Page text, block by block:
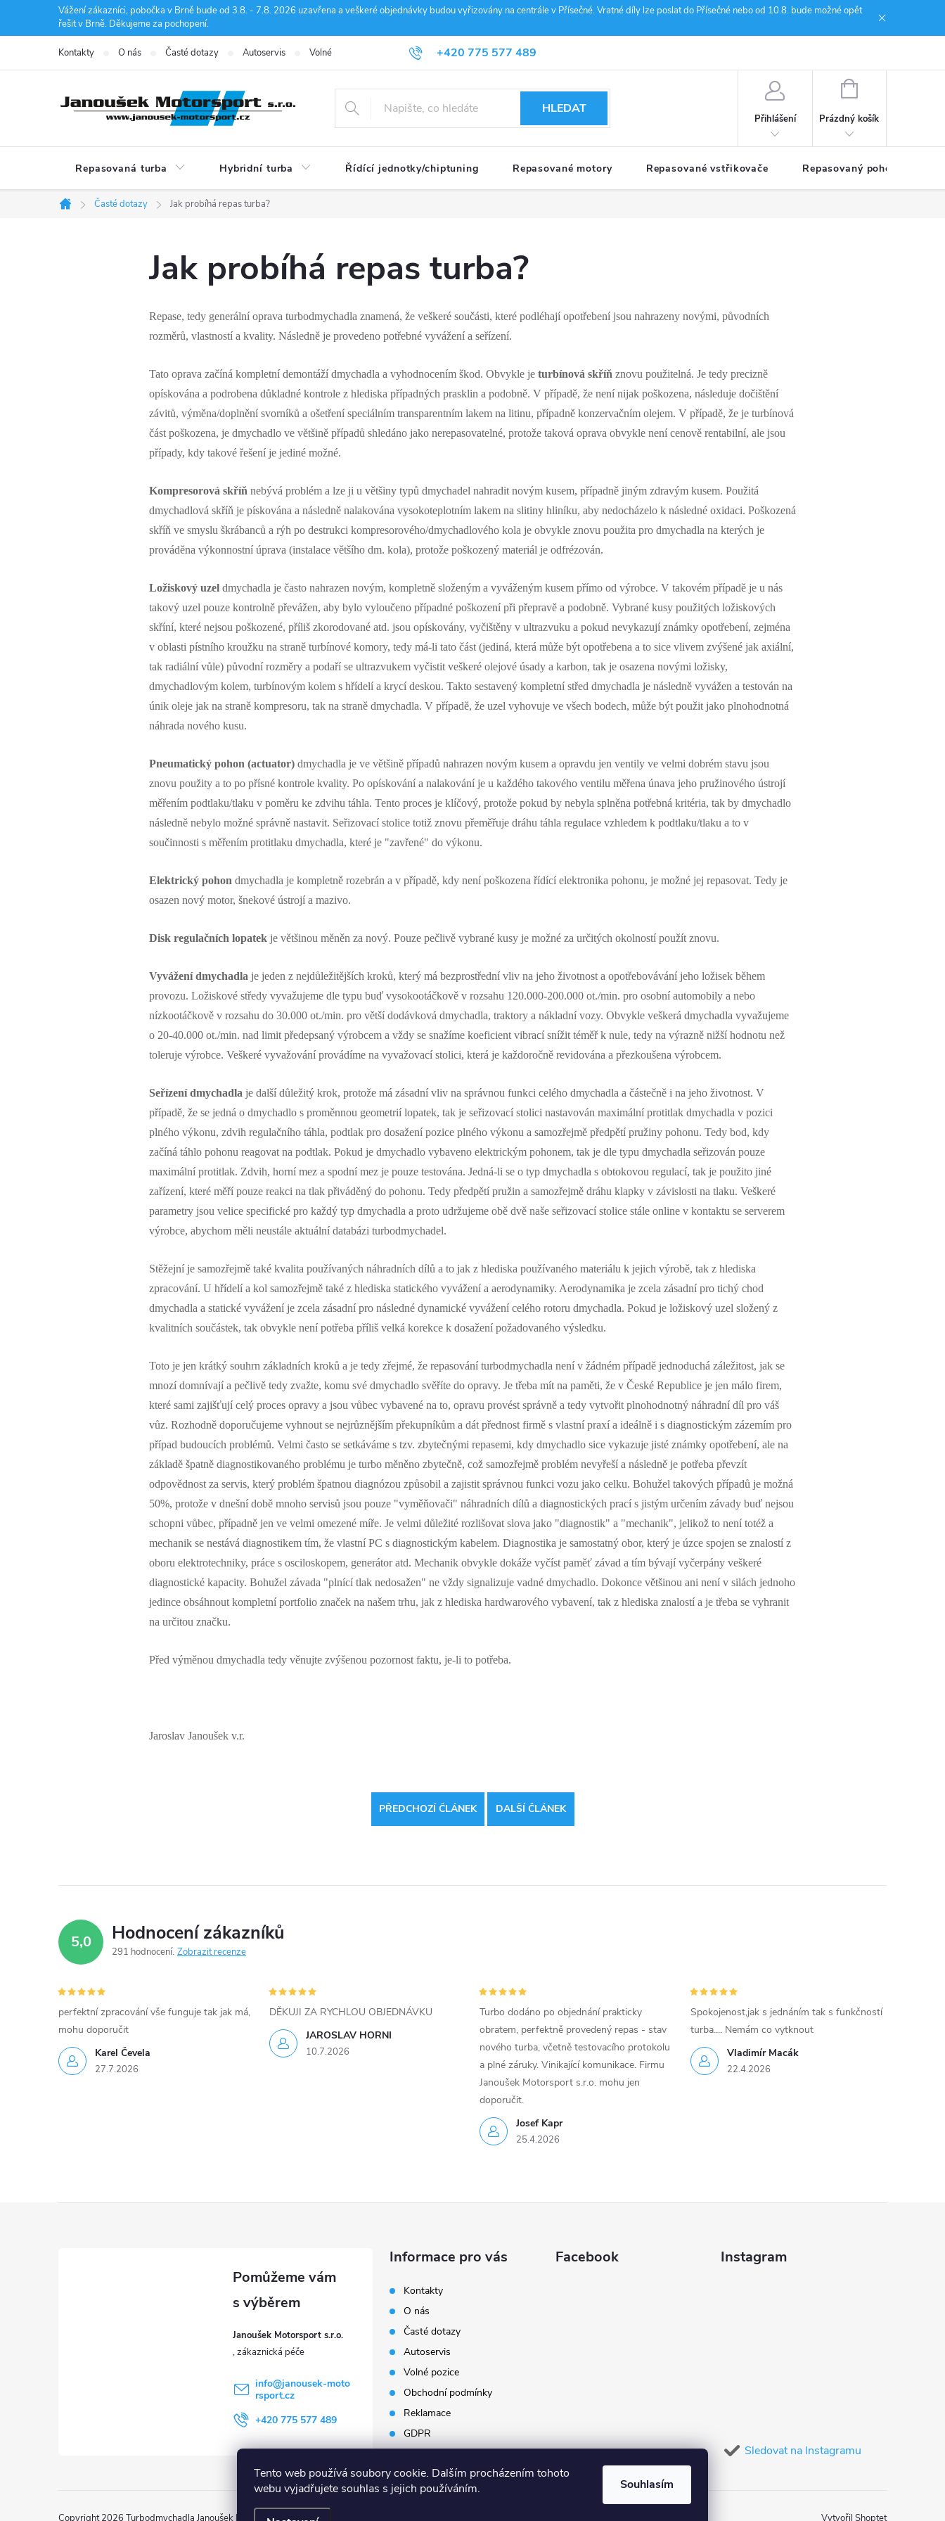
Tento web používá soubory cookie. Dalším procházením tohoto
webu vyjadřujete souhlas s jejich používáním.
Souhlasím
Vážení zákazníci, pobočka v Brně bude od 3.8. - 7.8. 2026 uzavřena a veškeré objednávky budou vyřizovány na centrále v Přísečné. Vratné díly lze poslat do Přísečné nebo od 10.8. bude možné opět
řešit v Brně. Děkujeme za pochopení.
+420 775 577 489
info@janousek-motorsport.cz
Kontakty O nás Časté dotazy Autoservis Volné pozice Obchodní podmínky Reklamace
HLEDAT
Přihlášení
NÁKUPNÍ
Prázdný košík
Repasovaná turba Hybridní turba Řídící jednotky/chiptuning Repasované motory Repasované vstřikovače Repasovaný pohon TDM
Domů
Časté dotazy Jak probíhá repas turba?
Jak probíhá repas turba?
Repase, tedy generální oprava turbodmychadla znamená, že veškeré součásti, které podléhají opotřebení jsou nahrazeny novými, původních
rozměrů, vlastností a kvality. Následně je provedeno potřebné vyvážení a seřízení.
Tato oprava začíná kompletní demontáží dmychadla a vyhodnocením škod. Obvykle je turbínová skříň znovu použitelná. Je tedy precizně
opískována a podrobena důkladné kontrole z hlediska případných prasklin a podobně. V případě, že není nijak poškozena, následuje dočištění
závitů, výměna/doplnění svorníků a ošetření speciálním transparentním lakem na litinu, případně konzervačním olejem. V případě, že je turbínová
část poškozena, je dmychadlo ve většině případů shledáno jako nerepasovatelné, protože taková oprava obvykle není cenově rentabilní, ale jsou
případy, kdy takové řešení je jediné možné.
Kompresorová skříň nebývá problém a lze ji u většiny typů dmychadel nahradit novým kusem, případně jiným zdravým kusem. Použitá
dmychadlová skříň je pískována a následně nalakována vysokoteplotním lakem na slitiny hliníku, aby nedocházelo k následné oxidaci. Poškozená
skříň ve smyslu škrábanců a rýh po destrukci kompresorového/dmychadlového kola je obvykle znovu použita pro dmychadla na kterých je
prováděna výkonnostní úprava (instalace většího dm. kola), protože poškozený materiál je odfrézován.
Ložiskový uzeldmychadla je často nahrazen novým, kompletně složeným a vyváženým kusem přímo od výrobce. V takovém případě je u nás
takový uzel pouze kontrolně převážen, aby bylo vyloučeno případné poškození při přepravě a podobně. Vybrané kusy použitých ložiskových
skříní, které nejsou poškozené, příliš zkorodované atd. jsou opískovány, vyčištěny v ultrazvuku a pokud nevykazují známky opotřebení, zejména
v oblasti pístního kroužku na straně turbínové komory, tedy má-li tato část (jediná, která může být opotřebena a to sice vlivem zvýšené jak axiální,
tak radiální vůle) původní rozměry a podaří se ultrazvukem vyčistit veškeré olejové úsady a karbon, tak je osazena novými ložisky,
dmychadlovým kolem, turbínovým kolem s hřídelí a krycí deskou. Takto sestavený kompletní střed dmychadla je následně vyvážen a testován na
únik oleje jak na straně kompresoru, tak na straně dmychadla. V případě, že uzel vyhovuje ve všech bodech, může být použit jako plnohodnotná
náhrada nového kusu.
Pneumatický pohon (actuator)dmychadla je ve většině případů nahrazen novým kusem a opravdu jen ventily ve velmi dobrém stavu jsou
znovu použity a to po přísné kontrole kvality. Po opískování a nalakování je u každého takového ventilu měřena únava jeho pružinového ústrojí
měřením podtlaku/tlaku v poměru ke zdvihu táhla. Tento proces je klíčový, protože pokud by nebyla splněna potřebná kritéria, tak by dmychadlo
následně nebylo možné správně nastavit. Seřizovací stolice totiž znovu přeměřuje dráhu táhla regulace vzhledem k podtlaku/tlaku a to v
součinnosti s měřením protitlaku dmychadla, které je "zavřené" do výkonu.
Elektrický pohon dmychadla je kompletně rozebrán a v případě, kdy není poškozena řídící elektronika pohonu, je možné jej repasovat. Tedy je
osazen nový motor, šnekové ústrojí a mazivo.
Disk regulačních lopatek je většinou měněn za nový. Pouze pečlivě vybrané kusy je možné za určitých okolností použít znovu.
Vyvážení dmychadla je jeden z nejdůležitějších kroků, který má bezprostřední vliv na jeho životnost a opotřebovávání jeho ložisek během
provozu. Ložiskové středy vyvažujeme dle typu buď vysokootáčkově v rozsahu 120.000-200.000 ot./min. pro osobní automobily a nebo
nízkootáčkově v rozsahu do 30.000 ot./min. pro větší dodávková dmychadla, traktory a nákladní vozy. Obvykle veškerá dmychadla vyvažujeme
o 20-40.000 ot./min. nad limit předepsaný výrobcem a vždy se snažíme koeficient vibrací snížit téměř k nule, tedy na výrazně nižší hodnotu než
toleruje výrobce. Veškeré vyvažování provádíme na vyvažovací stolici, která je každoročně revidována a přezkoušena výrobcem.
Seřízení dmychadla je další důležitý krok, protože má zásadní vliv na správnou funkci celého dmychadla a částečně i na jeho životnost. V
případě, že se jedná o dmychadlo s proměnnou geometrií lopatek, tak je seřizovací stolici nastavován maximální protitlak dmychadla v pozici
plného výkonu, zdvih regulačního táhla, podtlak pro dosažení pozice plného výkonu a samozřejmě předpětí pružiny pohonu. Tedy bod, kdy
začíná táhlo pohonu reagovat na podtlak. Pokud je dmychadlo vybaveno elektrickým pohonem, tak je dle typu dmychadla seřizován pouze
maximální protitlak. Zdvih, horní mez a spodní mez je pouze testována. Jedná-li se o typ dmychadla s obtokovou regulací, tak je použito jiné
zařízení, které měří pouze reakci na tlak přiváděný do pohonu. Tedy předpětí pružin a samozřejmě dráhu klapky v závislosti na tlaku. Veškeré
parametry jsou velice specifické pro každý typ dmychadla a proto udržujeme obě dvě naše seřizovací stolice stále online v kontaktu se serverem
výrobce, abychom měli neustále aktuální databázi turbodmychadel.
Stěžejní je samozřejmě také kvalita používaných náhradních dílů a to jak z hlediska používaného materiálu k jejich výrobě, tak z hlediska
zpracování. U hřídelí a kol samozřejmě také z hlediska statického vyvážení a aerodynamiky. Aerodynamika je zcela zásadní pro tichý chod
dmychadla a statické vyvážení je zcela zásadní pro následné dynamické vyvážení celého rotoru dmychadla. Pokud je ložiskový uzel složený z
kvalitních součástek, tak obvykle není potřeba příliš velká korekce k dosažení požadovaného výsledku.
Toto je jen krátký souhrn základních kroků a je tedy zřejmé, že repasování turbodmychadla není v žádném případě jednoduchá záležitost, jak se
mnozí domnívají a pečlivě tedy zvažte, komu své dmychadlo svěříte do opravy. Je třeba mít na paměti, že v České Republice je jen málo firem,
které sami zajišťují celý proces opravy a jsou vůbec vybavené na to, opravu provést správně a tedy vytvořit plnohodnotný náhradní díl pro váš
vůz. Rozhodně doporučujeme vyhnout se nejrůznějším překupníkům a dát přednost firmě s vlastní praxí a ideálně i s diagnostickým zázemím pro
případ budoucích problémů. Velmi často se setkáváme s tzv. zbytečnými repasemi, kdy dmychadlo sice vykazuje jisté známky opotřebení, ale na
základě špatně diagnostikovaného problému je turbo měněno zbytečně, což samozřejmě problém nevyřeší a následně je potřeba převzít
odpovědnost za servis, který problém špatnou diagnózou způsobil a zajistit správnou funkci vozu jako celku. Bohužel takových případů je možná
50%, protože v dnešní době mnoho servisů jsou pouze "vyměňovači" náhradních dílů a diagnostických prací s jistým určením závady buď nejsou
schopni vůbec, případně jen ve velmi omezené míře. Je velmi důležité rozlišovat slova jako "diagnostik" a "mechanik", jelikož to není totéž a
mechanik se nestává diagnostikem tím, že vlastní PC s diagnostickým kabelem. Diagnostika je samostatný obor, který je úzce spojen se znalostí z
oboru elektrotechniky, práce s osciloskopem, generátor atd. Mechanik obvykle dokáže vyčíst paměť závad a tím bývají vyčerpány veškeré
diagnostické kapacity. Bohužel závada "plnící tlak nedosažen" ne vždy signalizuje vadné dmychadlo. Dokonce většinou ani není v silách jednoho
jedince obsáhnout kompletní portfolio značek na našem trhu, jak z hlediska hardwarového vybavení, tak z hlediska znalostí a je třeba se vyhranit
na určitou značku.
Před výměnou dmychadla tedy věnujte zvýšenou pozornost faktu, je-li to potřeba.
Jaroslav Janoušek v.r.
PŘEDCHOZÍ ČLÁNEK DALŠÍ ČLÁNEK
5,0 Hodnocení zákazníků
291 hodnocení Zobrazit recenze
Karel Čevela
27.7.2026
perfektní zpracování vše funguje tak jak má,
mohu doporučit
JAROSLAV HORNI
10.7.2026
DĚKUJI ZA RYCHLOU OBJEDNÁVKU
Josef Kapr
25.4.2026
Turbo dodáno po objednání prakticky
obratem, perfektně provedený repas - stav
nového turba, včetně testovacího protokolu
a plné záruky. Vinikající komunikace. Firmu
Janoušek Motorsport s.r.o. mohu jen
doporučit.
Vladimír Macák
22.4.2026
Spokojenost,jak s jednáním tak s funkčností
turba.... Nemám co vytknout
Janoušek Motorsport s.r.o.
info@janousek-moto
rsport.cz
+420 775 577 489
Informace pro vás
Kontakty
O nás
Časté dotazy
Autoservis
Volné pozice
Obchodní podmínky
Reklamace
GDPR
Motorsport Český Krumlov
Facebook Instagram
Sledovat na Instagramu
Vytvořil Shoptet
Copyright 2026 Turbodmychadla Janoušek Motorsport s.r.o.. Všechna práva vyhrazena.